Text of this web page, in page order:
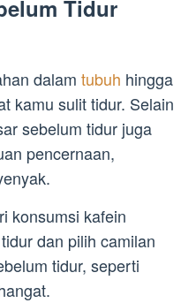
Tidur
dalam tubuh hingga
kamu sulit tidur. Selain
sebelum tidur juga
pencernaan,
konsumsi kafein
dan pilih camilan
tidur, seperti